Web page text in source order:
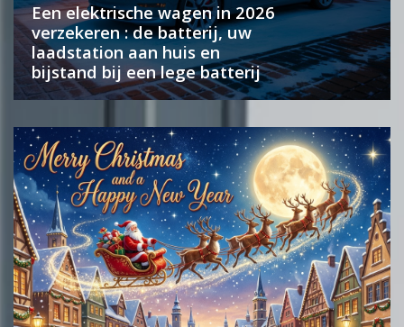
Een elektrische wagen in 2026
verzekeren : de batterij, uw
laadstation aan huis en
bijstand bij een lege batterij